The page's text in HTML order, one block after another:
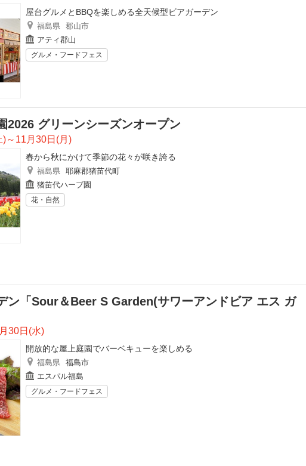
屋台グルメとBBQを楽しめる全天候型ビアガーデン
福島県 郡山市
アティ郡山
グルメ・フードフェス
2026 グリーンシーズンオープン
～11月30日(月)
春から秋にかけて季節の花々が咲き誇る
福島県 耶麻郡猪苗代町
猪苗代ハーブ園
花・自然
ン「Sour＆Beer S Garden(サワーアンドビア エス ガ
30日(水)
開放的な屋上庭園でバーベキューを楽しめる
福島県 福島市
エスパル福島
グルメ・フードフェス